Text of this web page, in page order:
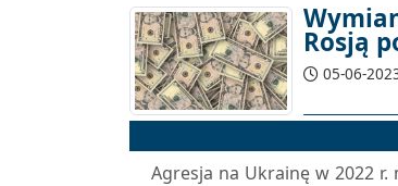
Rosją
05-06-
Agresja na Ukrainę w 2022 r.